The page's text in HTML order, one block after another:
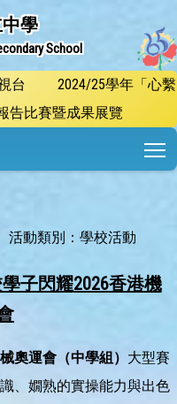
學
School
台
2024/25學年「心繫
告比賽暨成果展覽
活動類別：學校活動
子閃耀2026香港機
奧運會（中學組） 大型賽
、嫺熟的實操能力與出色